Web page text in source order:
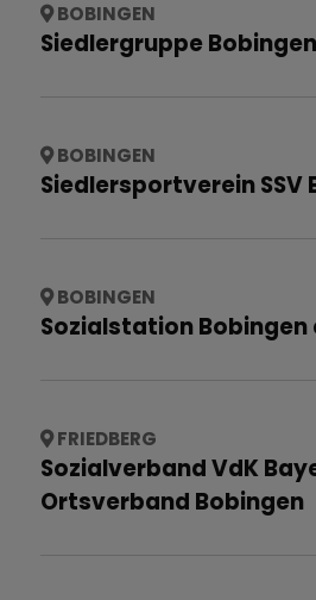
BOBINGEN
Siedlergruppe
BOBINGEN
Siedlersportverein SSV
BOBINGEN
Sozialstation Bobingen
FRIEDBERG
Sozialverband VdK
Ortsverband Bobingen